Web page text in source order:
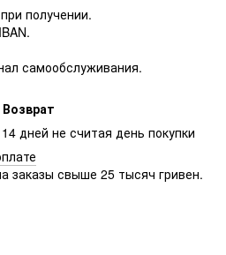
получении.
самообслуживания.
Возврат
дней не считая день покупки
заказы свыше 25 тысяч гривен.